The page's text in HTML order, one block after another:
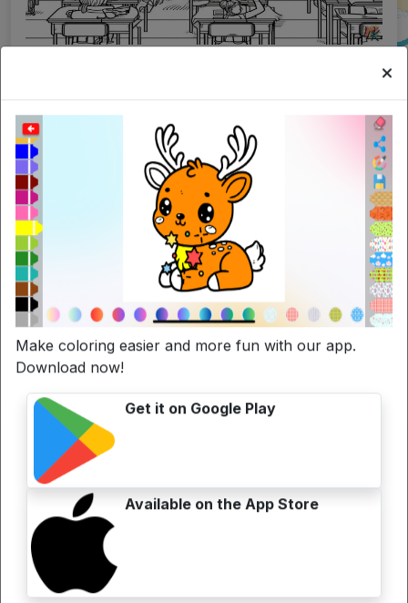
Disegni da colorare Maiale
Make coloring easier and more fun with our app.
Download now!
Get it on Google Play
Available on the App Store